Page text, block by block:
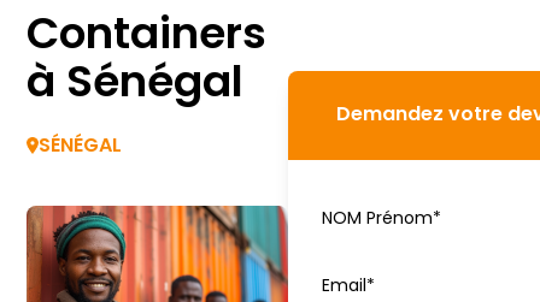
Containers
à Sénégal
SÉNÉGAL
Demandez votre
NOM Prénom*
Email*